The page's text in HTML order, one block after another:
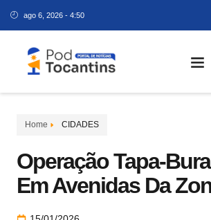
ago 6, 2026 - 4:50
Home CIDADES
Operação Tapa-
Em Avenidas Da